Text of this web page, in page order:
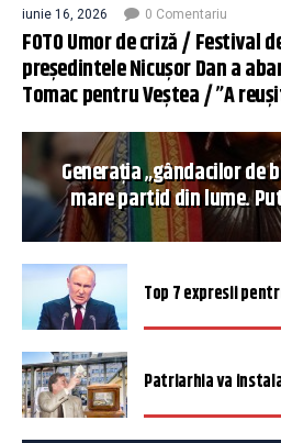
iunie 16, 2026 0 Comentariu
FOTO Umor de criză / Festival
președintele Nicușor Dan a
Tomac pentru Veștea / ”A
Generația „gândacilor de
mare partid din lume.
Top 7 expresii
Patriarhia va